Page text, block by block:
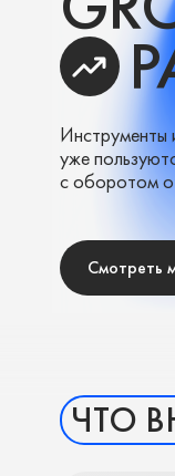
Инструменты
уже
с оборотом
Смотреть
ЧТО